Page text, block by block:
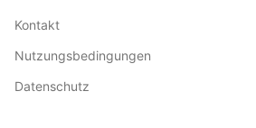
Kontakt
Nutzungsbedingungen
Datenschutz